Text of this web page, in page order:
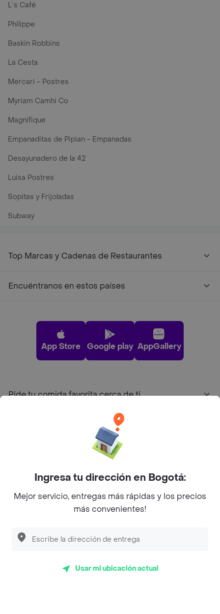
L´s Café
Philippe
Baskin Robbins
La Cesta
Mercari - Postres
Myriam Camhi Co
Magnifique
Empanaditas de Pipian - Empanadas
Desayunadero de la 42
Luisa Postres
Sopitas y Frijoladas
Subway
Top Marcas y Cadenas de Restaurantes
Encuéntranos en estos países
App Store Google play AppGallery
Pide tu comida favorita cerca de ti
Sobre Rappi
Facebook
Twitter
Instagram
©2026Rappi Inc. All rights reserved.
Ingresa tu dirección en Bogotá:
Mejor servicio, entregas más rápidas y los precios
más convenientes!
Usar mi ubicación actual